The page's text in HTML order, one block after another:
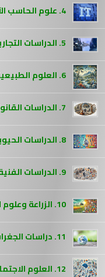
4. علوم الحاسب الآلي
5. الدراسات التجارية
6. العلوم الطبيعية
7. الدراسات القانونية
8. الدراسات الحيوية والرياضية
9. الدراسات الفنية والتصميمية
10. الزراعة وعلوم الأغذية
11. دراسات الجغرافيا والبيئية
12. العلوم الاجتماعية